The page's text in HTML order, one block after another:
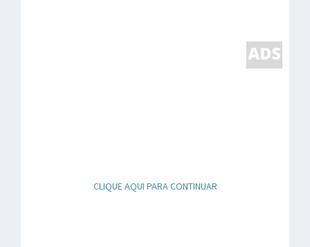
CLIQUE AQUI PARA CONTINUAR